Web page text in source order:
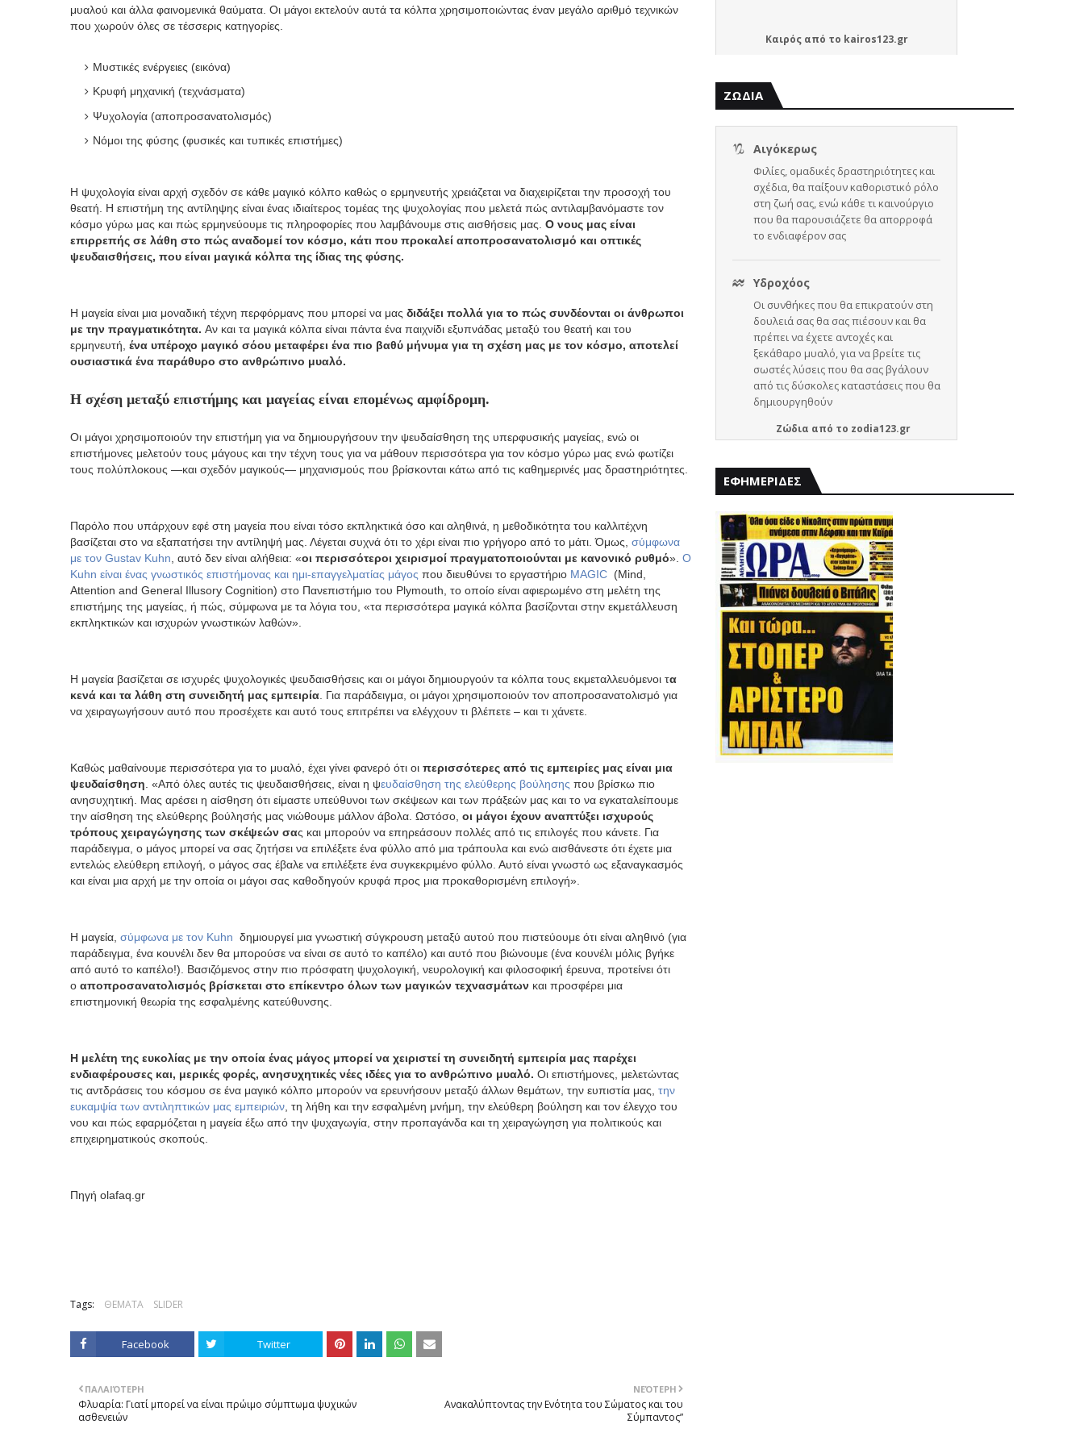
μυαλού και άλλα φαινομενικά θαύματα. Οι μάγοι εκτελούν αυτά τα κόλπα χρησιμοποιώντας έναν μεγάλο αριθμό τεχνικών
που χωρούν όλες σε τέσσερις κατηγορίες.
Μυστικές ενέργειες (εικόνα)
Κρυφή μηχανική (τεχνάσματα)
Ψυχολογία (αποπροσανατολισμός)
Νόμοι της φύσης (φυσικές και τυπικές επιστήμες)
Η ψυχολογία είναι αρχή σχεδόν σε κάθε μαγικό κόλπο καθώς ο ερμηνευτής χρειάζεται να διαχειρίζεται την προσοχή του
θεατή. Η επιστήμη της αντίληψης είναι ένας ιδιαίτερος τομέας της ψυχολογίας που μελετά πώς αντιλαμβανόμαστε τον
κόσμο γύρω μας και πώς ερμηνεύουμε τις πληροφορίες που λαμβάνουμε στις αισθήσεις μας. Ο νους μας είναι
επιρρεπής σε λάθη στο πώς αναδομεί τον κόσμο, κάτι που προκαλεί αποπροσανατολισμό και οπτικές
ψευδαισθήσεις, που είναι μαγικά κόλπα της ίδιας της φύσης.
Η μαγεία είναι μια μοναδική τέχνη περφόρμανς που μπορεί να μας διδάξει πολλά για το πώς συνδέονται οι άνθρωποι
με την πραγματικότητα. Αν και τα μαγικά κόλπα είναι πάντα ένα παιχνίδι εξυπνάδας μεταξύ του θεατή και του
ερμηνευτή, ένα υπέροχο μαγικό σόου μεταφέρει ένα πιο βαθύ μήνυμα για τη σχέση μας με τον κόσμο, αποτελεί
ουσιαστικά ένα παράθυρο στο ανθρώπινο μυαλό.
Η σχέση μεταξύ επιστήμης και μαγείας είναι επομένως αμφίδρομη.
Οι μάγοι χρησιμοποιούν την επιστήμη για να δημιουργήσουν την ψευδαίσθηση της υπερφυσικής μαγείας, ενώ οι
επιστήμονες μελετούν τους μάγους και την τέχνη τους για να μάθουν περισσότερα για τον κόσμο γύρω μας ενώ φωτίζει
τους πολύπλοκους —και σχεδόν μαγικούς— μηχανισμούς που βρίσκονται κάτω από τις καθημερινές μας δραστηριότητες.
Παρόλο που υπάρχουν εφέ στη μαγεία που είναι τόσο εκπληκτικά όσο και αληθινά, η μεθοδικότητα του καλλιτέχνη
βασίζεται στο να εξαπατήσει την αντίληψή μας. Λέγεται συχνά ότι το χέρι είναι πιο γρήγορο από το μάτι. Όμως, σύμφωνα
με τον Gustav Kuhn, αυτό δεν είναι αλήθεια: «οι περισσότεροι χειρισμοί πραγματοποιούνται με κανονικό ρυθμό». Ο
Kuhn είναι ένας γνωστικός επιστήμονας και ημι-επαγγελματίας μάγος που διευθύνει το εργαστήριο MAGIC (Mind,
Attention and General Illusory Cognition) στο Πανεπιστήμιο του Plymouth, το οποίο είναι αφιερωμένο στη μελέτη της
επιστήμης της μαγείας, ή πώς, σύμφωνα με τα λόγια του, «τα περισσότερα μαγικά κόλπα βασίζονται στην εκμετάλλευση
εκπληκτικών και ισχυρών γνωστικών λαθών».
Η μαγεία βασίζεται σε ισχυρές ψυχολογικές ψευδαισθήσεις και οι μάγοι δημιουργούν τα κόλπα τους εκμεταλλευόμενοι τα
κενά και τα λάθη στη συνειδητή μας εμπειρία. Για παράδειγμα, οι μάγοι χρησιμοποιούν τον αποπροσανατολισμό για
να χειραγωγήσουν αυτό που προσέχετε και αυτό τους επιτρέπει να ελέγχουν τι βλέπετε – και τι χάνετε.
Καθώς μαθαίνουμε περισσότερα για το μυαλό, έχει γίνει φανερό ότι οι περισσότερες από τις εμπειρίες μας είναι μια
ψευδαίσθηση. «Από όλες αυτές τις ψευδαισθήσεις, είναι η ψευδαίσθηση της ελεύθερης βούλησης που βρίσκω πιο
ανησυχητική. Μας αρέσει η αίσθηση ότι είμαστε υπεύθυνοι των σκέψεων και των πράξεών μας και το να εγκαταλείπουμε
την αίσθηση της ελεύθερης βούλησής μας νιώθουμε μάλλον άβολα. Ωστόσο, οι μάγοι έχουν αναπτύξει ισχυρούς
τρόπους χειραγώγησης των σκέψεών σας και μπορούν να επηρεάσουν πολλές από τις επιλογές που κάνετε. Για
παράδειγμα, ο μάγος μπορεί να σας ζητήσει να επιλέξετε ένα φύλλο από μια τράπουλα και ενώ αισθάνεστε ότι έχετε μια
εντελώς ελεύθερη επιλογή, ο μάγος σας έβαλε να επιλέξετε ένα συγκεκριμένο φύλλο. Αυτό είναι γνωστό ως εξαναγκασμός
και είναι μια αρχή με την οποία οι μάγοι σας καθοδηγούν κρυφά προς μια προκαθορισμένη επιλογή».
Η μαγεία, σύμφωνα με τον Kuhn δημιουργεί μια γνωστική σύγκρουση μεταξύ αυτού που πιστεύουμε ότι είναι αληθινό (για
παράδειγμα, ένα κουνέλι δεν θα μπορούσε να είναι σε αυτό το καπέλο) και αυτό που βιώνουμε (ένα κουνέλι μόλις βγήκε
από αυτό το καπέλο!). Βασιζόμενος στην πιο πρόσφατη ψυχολογική, νευρολογική και φιλοσοφική έρευνα, προτείνει ότι
ο αποπροσανατολισμός βρίσκεται στο επίκεντρο όλων των μαγικών τεχνασμάτων και προσφέρει μια
επιστημονική θεωρία της εσφαλμένης κατεύθυνσης.
Η μελέτη της ευκολίας με την οποία ένας μάγος μπορεί να χειριστεί τη συνειδητή εμπειρία μας παρέχει
ενδιαφέρουσες και, μερικές φορές, ανησυχητικές νέες ιδέες για το ανθρώπινο μυαλό. Οι επιστήμονες, μελετώντας
τις αντδράσεις του κόσμου σε ένα μαγικό κόλπο μπορούν να ερευνήσουν μεταξύ άλλων θεμάτων, την ευπιστία μας, την
ευκαμψία των αντιληπτικών μας εμπειριών, τη λήθη και την εσφαλμένη μνήμη, την ελεύθερη βούληση και τον έλεγχο του
νου και πώς εφαρμόζεται η μαγεία έξω από την ψυχαγωγία, στην προπαγάνδα και τη χειραγώγηση για πολιτικούς και
επιχειρηματικούς σκοπούς.
Πηγή olafaq.gr
Tags: ΘΕΜΑΤΑ SLIDER
Facebook Twitter
ΝΕΌΤΕΡΗ
Ανακαλύπτοντας την Ενότητα του Σώματος και του
Σύμπαντος”
ΠΑΛΑΙΌΤΕΡΗ
Φλυαρία: Γιατί μπορεί να είναι πρώιμο σύμπτωμα ψυχικών
ασθενειών
Καιρόςαπό το kairos123.gr
ΖΩΔΙΑ
Ζώδια από το zodia123.gr
ΕΦΗΜΕΡΙΔΕΣ